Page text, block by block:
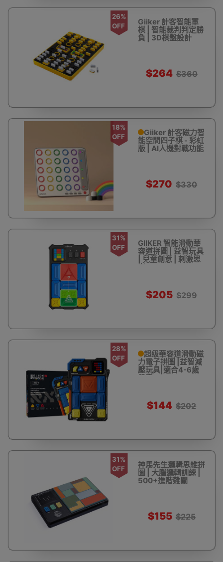
26%
OFF
Giiker 計客智能軍
棋 | 智能裁判判定勝
負 | 3D棋盤設計
$264 $360
18%
OFF
Giiker 計客磁力智
能空間四子棋 - 彩虹
版 | AI人機對戰功能
$270 $330
31%
OFF
GIIKER 智能滑動華
容道拼圖 | 益智玩具
| 兒童創意 | 刺激思
考
$205 $299
28%
OFF
超级華容道滑動磁
力電子拼圖 |益智減
壓玩具|適合4-6歲
兒童
$144 $202
31%
OFF
神馬先生邏輯思維拼
圖 | 大腦邏輯訓練 |
500+進階難關
$155 $225